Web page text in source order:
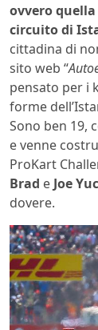
ovvero
circuito di
cittadina di
sito web “
pensato per i
forme
Sono ben 19,
e venne
ProKart
Brad e Joe
dovere.